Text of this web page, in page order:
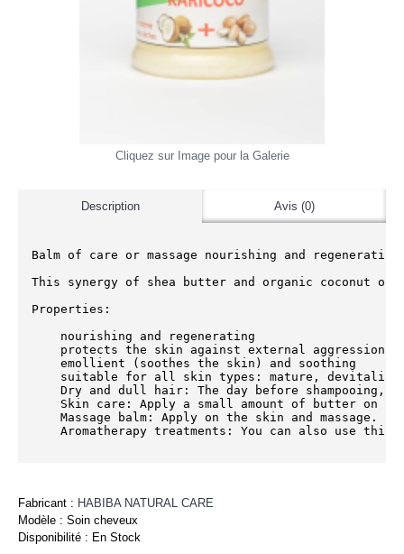
Cliquez sur Image pour la Galerie
Description Avis (0)
Balm of care or massage nourishing and
This synergy of shea butter and organic coconut
Properties:
nourishing and regenerating
protects the skin against external aggression
emollient (soothes the skin) and soothing
suitable for all skin types: mature,
Dry and dull hair: The day before shampooing,
Skin care: Apply a small amount of butter on
Massage balm: Apply on the skin and massage.
Aromatherapy treatments: You can also use
Fabricant : HABIBA NATURAL CARE
Modèle : Soin cheveux
Disponibilité : En Stock